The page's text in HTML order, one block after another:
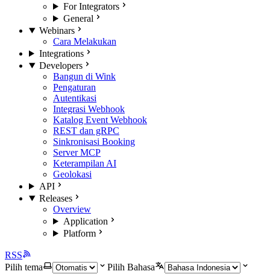
For Integrators
General
Webinars
Cara Melakukan
Integrations
Developers
Bangun di Wink
Pengaturan
Autentikasi
Integrasi Webhook
Katalog Event Webhook
REST dan gRPC
Sinkronisasi Booking
Server MCP
Keterampilan AI
Geolokasi
API
Releases
Overview
Application
Platform
RSS
Pilih tema
Pilih Bahasa